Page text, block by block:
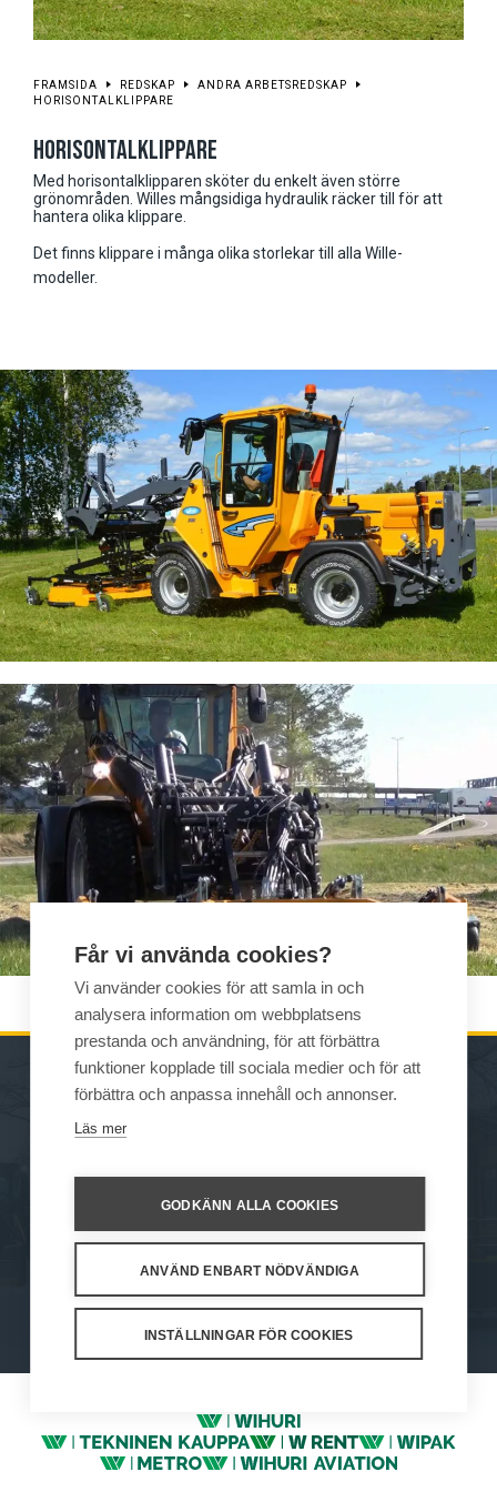
FRAMSIDA REDSKAP
ANDRA ARBETSREDSKAP
HORISONTALKLIPPARE
HORISONTALKLIPPARE
Med horisontalklipparen sköter du enkelt även större
grönområden. Willes mångsidiga hydraulik räcker till för att
hantera olika klippare.
Det finns klippare i många olika storlekar till alla Wille-
modeller.
MASKINER
REDSKAP
SERVICE OCH
FÖRSÄLJNING
Privacy Statement Privacy Policy
Cookie Settings
Får vi använda cookies?
Vi använder cookies för att samla in och
analysera information om webbplatsens
prestanda och användning, för att förbättra
funktioner kopplade till sociala medier och för att
förbättra och anpassa innehåll och annonser.
Läs mer
GODKÄNN ALLA COOKIES
ANVÄND ENBART NÖDVÄNDIGA
INSTÄLLNINGAR FÖR COOKIES